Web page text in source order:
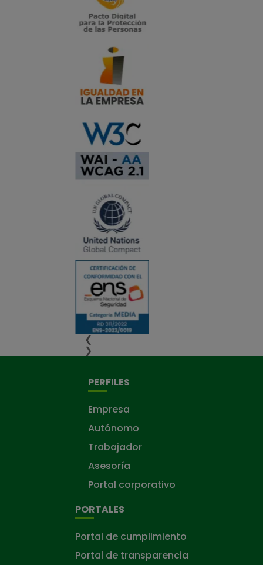
❮
❯
PERFILES
Empresa
Autónomo
Trabajador
Asesoría
Portal corporativo
PORTALES
Portal de cumplimiento
Portal de transparencia